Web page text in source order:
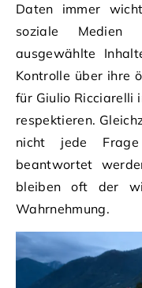
Daten immer
soziale
ausgewählte
Kontrolle über ihre
für Giulio Ricciarelli
respektieren.
nicht jede
beantwortet
bleiben oft der
Wahrnehmung.